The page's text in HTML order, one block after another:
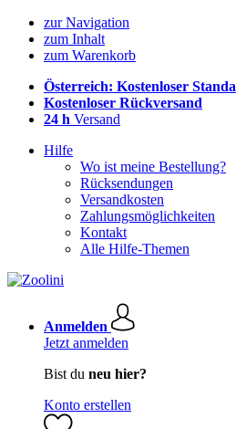
zur Navigation
zum Inhalt
zum Warenkorb
Österreich: Kostenloser
Kostenloser Rückversand
24 h Versand
Hilfe
Wo ist meine Bestellung?
Rücksendungen
Versandkosten
Zahlungsmöglichkeiten
Kontakt
Alle Hilfe-Themen
Anmelden
Jetzt anmelden
Bist du neu hier?
Konto erstellen